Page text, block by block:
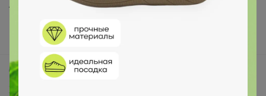
Анонсы
Новости
Поддержка альпак
Самое выгодное
Хиты продаж